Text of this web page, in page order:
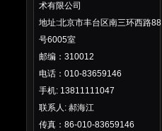
术有限公司
地址:北京市丰台区南三环西路88
号6005室
邮编：310012
电话：010-83659146
手机: 13811111047
联系人: 郝海江
传真：86-010-83659146